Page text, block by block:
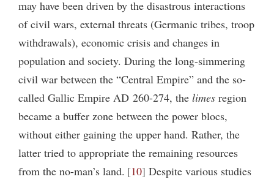
may have been driven by the disastrous interactions
of civil wars, external threats (Germanic tribes, troop
withdrawals), economic crisis and changes in
population and society. During the long-simmering
civil war between the “Central Empire” and the so-
called Gallic Empire AD 260-274, the limes region
became a buffer zone between the power blocs,
without either gaining the upper hand. Rather, the
latter tried to appropriate the remaining resources
from the no-man’s land. 10 Despite various studies